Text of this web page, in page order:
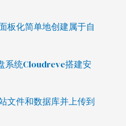
板化简单地创建属于自
系统Cloudreve搭建安
文件和数据库并上传到